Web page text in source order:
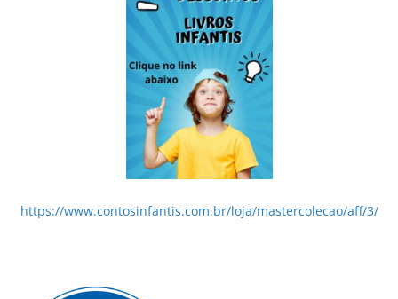
https://www.contosinfantis.com.br/loja/mastercolecao/aff/3/